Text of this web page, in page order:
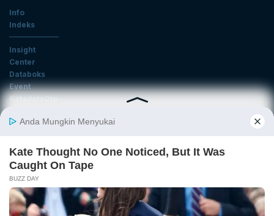
Info
Indeks
Insight
Center
Databoks
Event
KatadataOto
Email